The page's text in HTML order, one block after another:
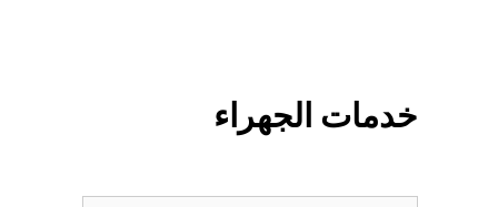
خدمات الجهراء